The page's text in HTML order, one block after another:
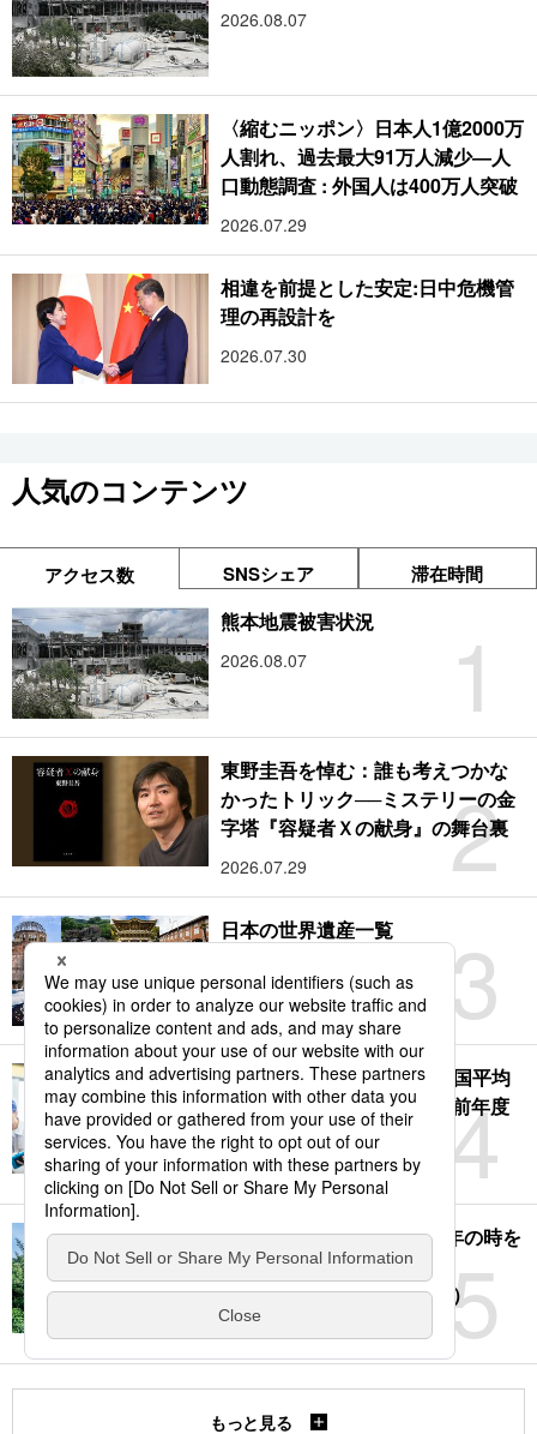
2026.08.07
〈縮むニッポン〉日本人1億2000万
人割れ、過去最大91万人減少―人
口動態調査 : 外国人は400万人突破
2026.07.29
相違を前提とした安定:日中危機管
理の再設計を
2026.07.30
人気のコンテンツ
アクセス数 SNSシェア 滞在時間
1
熊本地震被害状況
2026.08.07
2
東野圭吾を悼む：誰も考えつかな
かったトリック──ミステリーの金
字塔『容疑者Ｘの献身』の舞台裏
2026.07.29
3
日本の世界遺産一覧
4
最低賃金55円引き上げ、全国平均
1176円に―厚労省審議会 : 前年度
実績を下回る
2026.07.30
5
豪雪の地と海辺の町で220年の時を
刻んだ伝統建築 : WITH
KAMAKURA（鎌倉・長谷）
2026.08.04
もっと見る